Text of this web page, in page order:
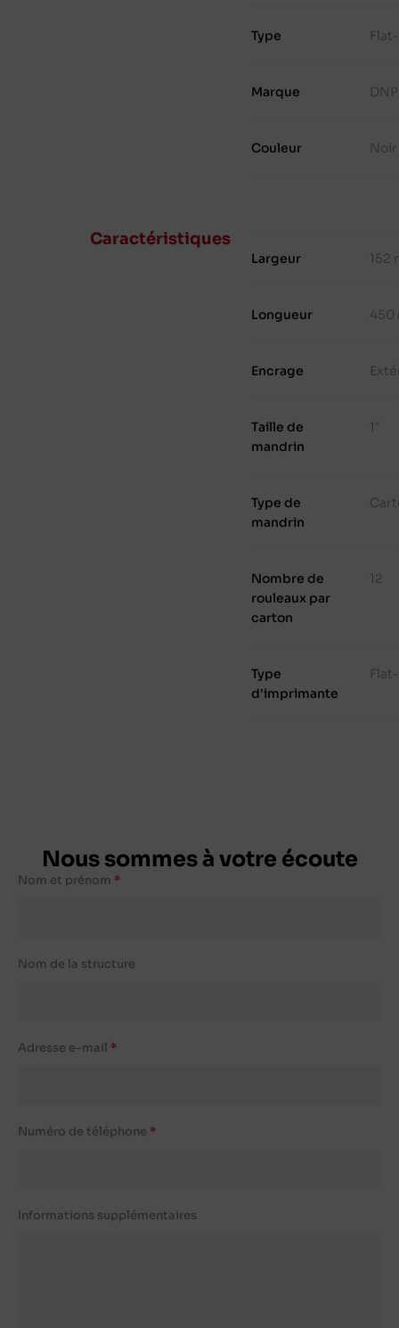
Type
Marque DNP
Couleur Noir
Caractéristiques
Largeur 152
Longueur 450
Encrage
Taille de
mandrin
1"
Type de
mandrin
Nombre de
rouleaux par
carton
12
Type
d'imprimante
Nous sommes à votre écoute
Nom et prénom
Nom de la structure
Adresse e-mail
Numéro de téléphone
Informations supplémentaires